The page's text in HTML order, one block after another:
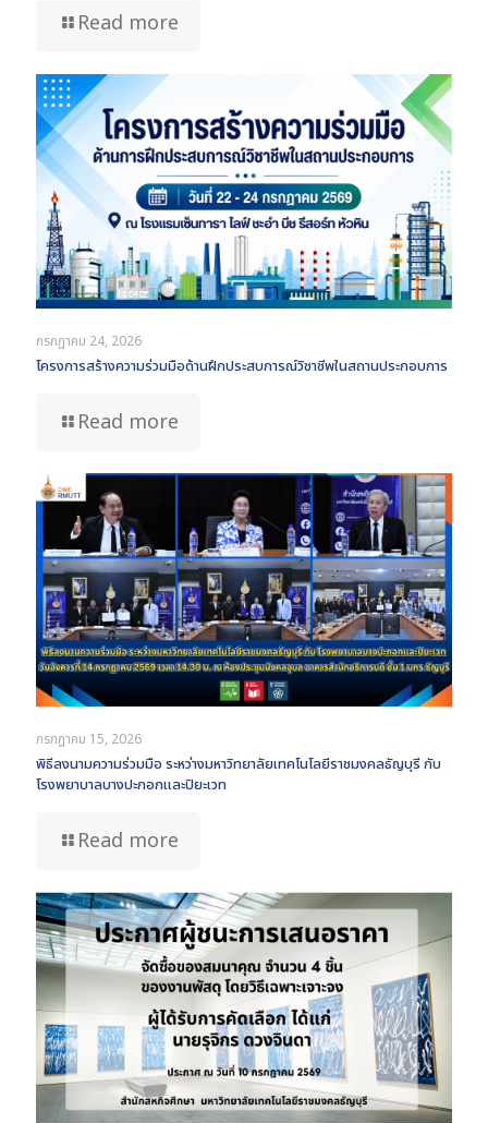
Read more
กรกฎาคม 24, 2026
โครงการสร้างความร่วมมือด้านฝึกประสบการณ์วิชาชีพในสถานประกอบการ
Read more
กรกฎาคม 15, 2026
พิธีลงนามความร่วมมือ ระหว่างมหาวิทยาลัยเทคโนโลยีราชมงคลธัญบุรี กับ
โรงพยาบาลบางปะกอกและปิยะเวท
Read more